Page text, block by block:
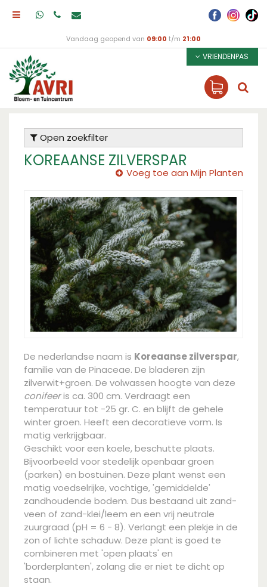
Vandaag geopend van 09:00 t/m 21:00
VRIENDENPAS
Open zoekfilter
KOREAANSE ZILVERSPAR
Voeg toe aan Mijn Planten
De nederlandse naam is Koreaanse zilverspar,
familie van de Pinaceae. De bladeren zijn
zilverwit+groen. De volwassen hoogte van deze
conifeeris ca. 300 cm. Verdraagt een
temperatuur tot -25 gr. C. en blijft de gehele
winter groen. Heeft een decoratieve vorm. Is
matig verkrijgbaar.
Geschikt voor een koele, beschutte plaats.
Bijvoorbeeld voor stedelijk openbaar groen
(parken) en bostuinen. Deze plant wenst een
matig voedselrijke, vochtige, 'gemiddelde'
zandhoudende bodem. Dus bestaand uit zand-
veen of zand-klei/leem en een vrij neutrale
zuurgraad (pH = 6 - 8). Verlangt een plekje in de
zon of lichte schaduw. Deze plant is goed te
combineren met 'open plaats' en
'borderplanten', zolang die er niet te dicht op
staan.